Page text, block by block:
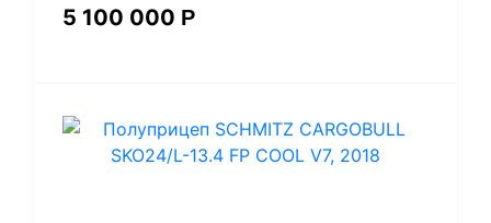
5 100 000 Р